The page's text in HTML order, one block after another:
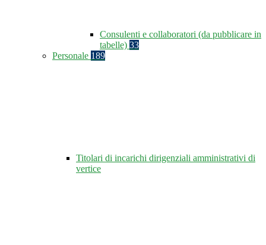
Consulenti e collaboratori (da pubblicare in
tabelle) 33
Personale 189
Titolari di incarichi dirigenziali amministrativi di
vertice